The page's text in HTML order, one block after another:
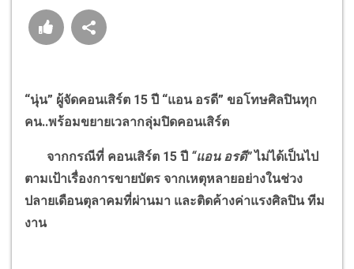
“นุ่น” ผู้จัดคอนเสิร์ต 15 ปี “แอน อรดี” ขอโทษศิลปินทุก
คน..พร้อมขยายเวลากลุ่มปิดคอนเสิร์ต
จากกรณีที่ คอนเสิร์ต 15 ปี “แอน อรดี”ไม่ได้เป็นไป
ตามเป้าเรื่องการขายบัตร จากเหตุหลายอย่างในช่วง
ปลายเดือนตุลาคมที่ผ่านมา และติดค้างค่าแรงศิลปิน ทีม
งาน